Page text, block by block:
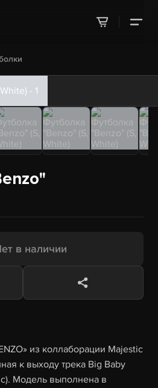
в наличии
из коллаборации Majestic
к выходу трека Big Baby
Модель выполнена в